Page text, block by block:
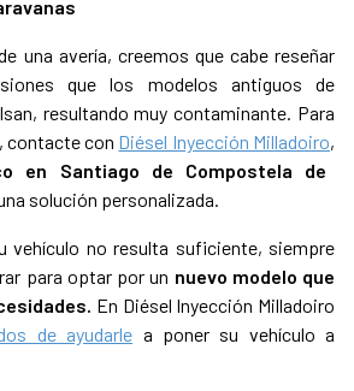
una avería, creemos que cabe reseñar
que los modelos antiguos de
resultando muy contaminante. Para
contacte con Diésel Inyección Milladoiro,
en Santiago de Compostela de
solución personalizada.
vehículo no resulta suficiente, siempre
para optar por un nuevo modelo que
En Diésel Inyección Milladoiro
de ayudarle a poner su vehículo a